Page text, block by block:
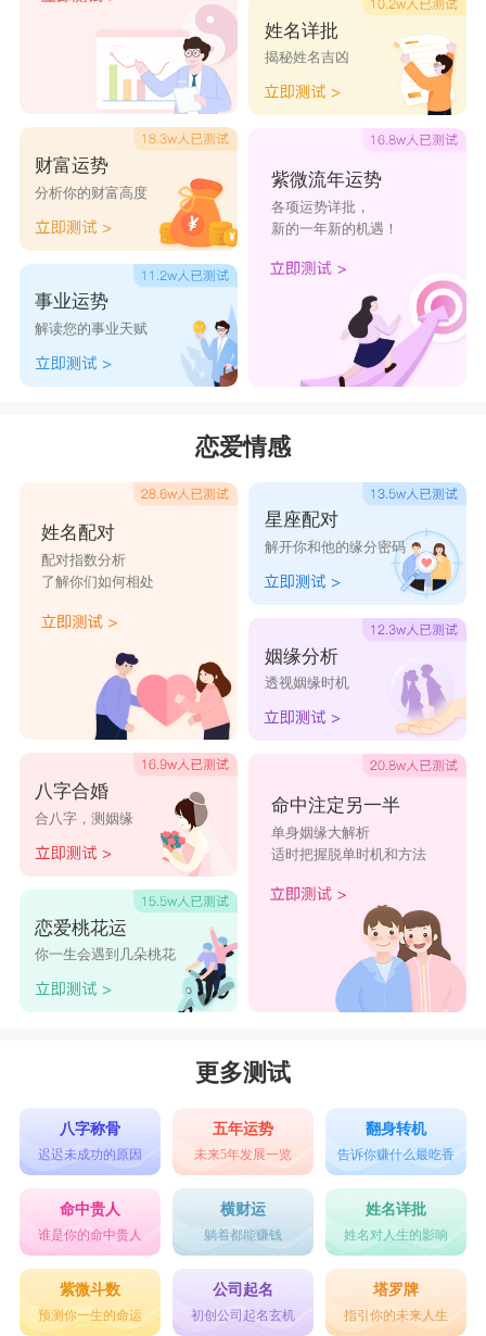
财富运势
分析你的财富高度
事业运势
解读您的事业天赋
姓名详批
揭秘姓名吉凶
紫微流年运势
各项运势详批，
新的一年新的机遇！
恋爱情感
姓名配对
配对指数分析
了解你们如何相处
八字合婚
合八字，测姻缘
恋爱桃花运
你一生会遇到几朵桃花
星座配对
解开你和他的缘分密码
姻缘分析
透视姻缘时机
命中注定另一半
单身姻缘大解析
适时把握脱单时机和方法
更多测试
八字称骨
迟迟未成功的原因
五年运势
未来5年发展一览
翻身转机
告诉你赚什么最吃香
命中贵人
谁是你的命中贵人
横财运
躺着都能赚钱
姓名详批
姓名对人生的影响
紫微斗数
预测你一生的命运
公司起名
初创公司起名玄机
塔罗牌
指引你的未来人生